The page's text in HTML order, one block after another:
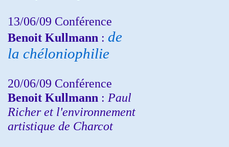
13/06/09 Conférence
Benoit Kullmann : de
la chéloniophilie
20/06/09 Conférence
Benoit Kullmann : Paul
Richer et l'environnement
artistique de Charcot